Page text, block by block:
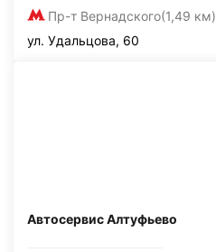
Пр-т Вернадского(1,49 км)
ул. Удальцова, 60
Автосервис Алтуфьево